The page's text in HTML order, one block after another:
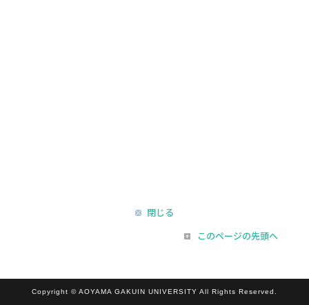
閉じる
このページの先頭へ
Copyright © AOYAMA GAKUIN UNIVERSITY All Rights Reserved.